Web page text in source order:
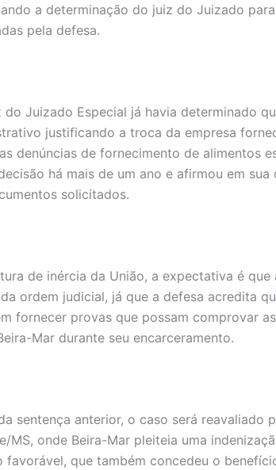
a determinação do juiz do Juizado
pela defesa.
do Juizado Especial já havia determinado
justificando a troca da empresa
denúncias de fornecimento de alimentos
há mais de um ano e afirmou em
solicitados.
de inércia da União, a expectativa é
ordem judicial, já que a defesa acredita
fornecer provas que possam comprovar
Mar durante seu encarceramento.
sentença anterior, o caso será reavaliado
MS, onde Beira-Mar pleiteia uma
favorável, que também concedeu o